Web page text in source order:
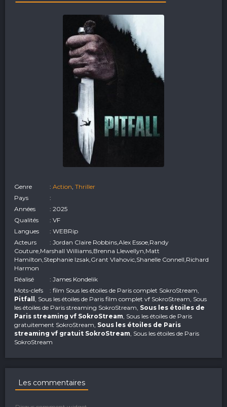
Genre : Action Thriller
Pays
:
Années
: 2025
Qualités
: VF
Langues
: WEBRip
Acteurs
: Jordan Claire Robbins,Alex Essoe,Randy
Couture,Marshall Williams,Brenna Llewellyn,Matt
Hamilton,Stephanie Izsak,Grant Vlahovic,Shanelle Connell,Richard
Harmon
Réalisé
: James Kondelik
Mots-clefs
: film Sous les étoiles de Paris complet SokroStream,
Pitfall , Sous les étoiles de Paris film complet vf SokroStream, Sous
les étoiles de Paris streaming SokroStream, Sous les étoiles de
Paris streaming vf SokroStream , Sous les étoiles de Paris
gratuitement SokroStream, Sous les étoiles de Paris
streaming vf gratuit SokroStream , Sous les étoiles de Paris
SokroStream
Les commentaires